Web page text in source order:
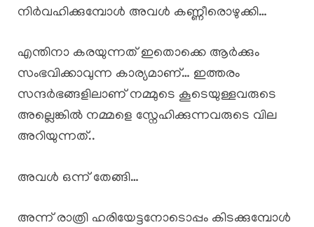
നിർവഹിക്കുമ്പോൾ അവൾ കണ്ണീരൊഴുക്കി…
എന്തിനാ കരയുന്നത് ഇതൊക്കെ ആർക്കും
സംഭവിക്കാവുന്ന കാര്യമാണ്… ഇത്തരം
സന്ദർഭങ്ങളിലാണ് നമ്മുടെ കൂടെയുള്ളവരുടെ
അല്ലെങ്കിൽ നമ്മളെ സ്നേഹിക്കുന്നവരുടെ വില
അറിയുന്നത്..
അവൾ ഒന്ന് തേങ്ങി…
അന്ന് രാത്രി ഹരിയേട്ടനോടൊപ്പം കിടക്കുമ്പോൾ